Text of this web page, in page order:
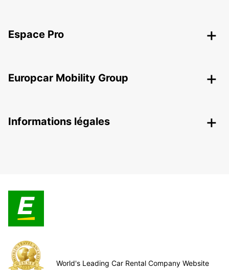
Espace Pro
Europcar Mobility Group
Informations légales
World's Leading Car Rental Company Website